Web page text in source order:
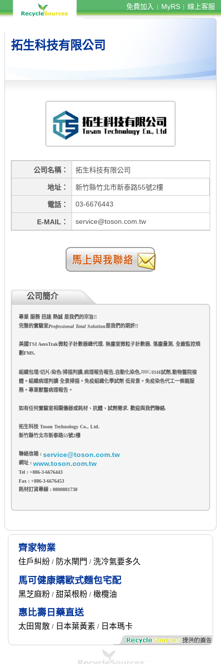
免費加入 MyRS 線上客服
拓生科技有限公司
公司名稱 拓生科技有限公司
地址 新竹縣竹北市新泰路55號2樓
電話 03-6676443
E-MAIL service@toson.com.tw
公司簡介
專業 服務 迅速 熱誠 是我們的宗旨!!
完整的實驗室Professional Total Solution是我們的期許!!
美國TSI AeroTrak微粒子計數器總代理. 無塵室微粒子計數器, 落塵量測, 全廠監控規
劃FMS.
組織包埋/切片/染色/掃描判讀,病理報告報告,自動化染色,IHC/ISH試劑,動物醫院檢
體。組織病理判讀 全景掃描。免疫組織化學試劑 低背景。免疫染色代工一條龍服
務。專業獸醫病理報告。
如有任何實驗室相關儀器或耗材、抗體、試劑需求. 歡迎與我們聯絡.
拓生科技 Toson Technology Co., Ltd.
新竹縣竹北市新泰路55號2樓
聯絡信箱 : service@toson.com.tw
網址 : www.toson.com.tw
Tel : +886-3-6676443
Fax : +886-3-6676453
耗材訂貨專線 : 0800881738
齊家物業
住戶糾紛/ 防水閘門 / 洗冷氣要多久
馬可健康購歐式麵包宅配
黑芝麻粉/ 甜菜根粉/ 橄欖油
惠比壽日藥直送
太田胃散 / 日本葉黃素/ 日本瑪卡